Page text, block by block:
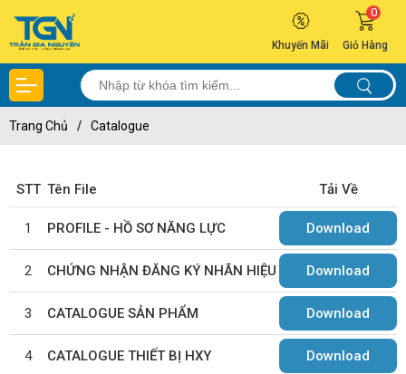
Khuyến Mãi Giỏ Hàng
0
Trang Chủ / Catalogue
STT Tên File Tải Về
1 PROFILE - HỒ SƠ NĂNG LỰC Download
2 CHỨNG NHẬN ĐĂNG KÝ NHÃN HIỆU Download
3 CATALOGUE SẢN PHẨM Download
4 CATALOGUE THIẾT BỊ HXY Download